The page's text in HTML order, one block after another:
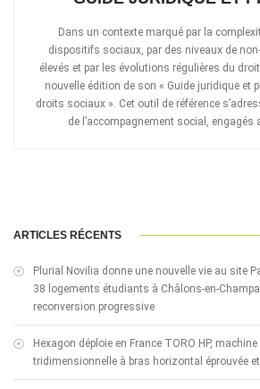
Dans un contexte marqué par la
dispositifs sociaux, par des niveaux de
élevés et par les évolutions régulières du
nouvelle édition de son « Guide juridique et
droits sociaux ». Cet outil de référence
de l’accompagnement social, engagés
ARTICLES RÉCENTS
Plurial Novilia donne une nouvelle vie au site
38 logements étudiants à Châlons-en-
reconversion progressive
Hexagon déploie en France TORO HP,
tridimensionnelle à bras horizontal éprouvée